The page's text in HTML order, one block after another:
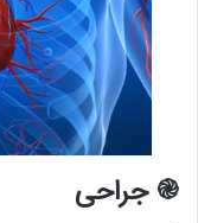
֎جراحی